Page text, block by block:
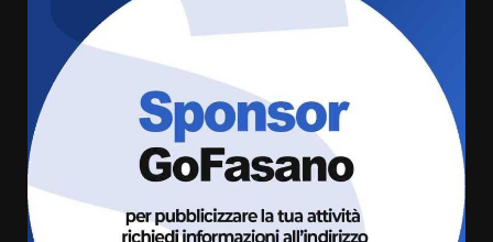
Grazia Neglia, coordinatrice
cittadina di Fratelli d’Italia,
pronta a tornare in Consiglio
comunale
6 Agosto 2026 08:00